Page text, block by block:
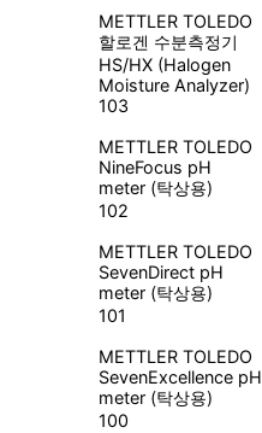
METTLER TOLEDO
할로겐 수분측정기
HS/HX (Halogen
Moisture Analyzer)
103
METTLER TOLEDO
NineFocus pH
meter (탁상용)
102
METTLER TOLEDO
SevenDirect pH
meter (탁상용)
101
METTLER TOLEDO
SevenExcellence pH
meter (탁상용)
100